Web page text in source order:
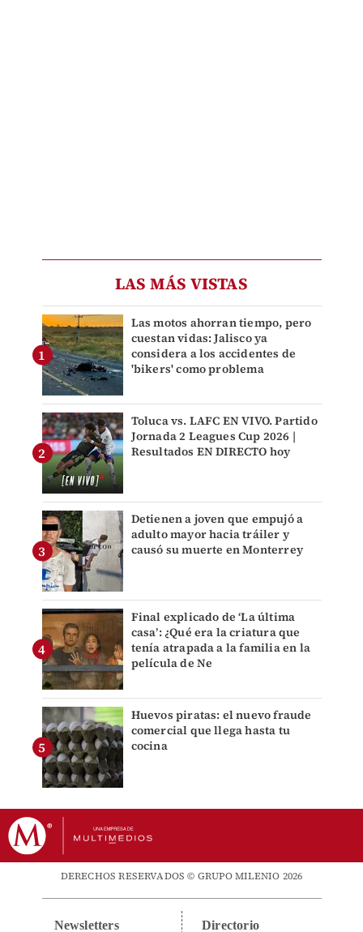
LAS MÁS VISTAS
Las motos ahorran tiempo, pero
cuestan vidas: Jalisco ya
considera a los accidentes de
'bikers' como problema
Toluca vs. LAFC EN VIVO. Partido
Jornada 2 Leagues Cup 2026 |
Resultados EN DIRECTO hoy
Detienen a joven que empujó a
adulto mayor hacia tráiler y
causó su muerte en Monterrey
Final explicado de ‘La última
casa’: ¿Qué era la criatura que
tenía atrapada a la familia en la
película de Ne
Huevos piratas: el nuevo fraude
comercial que llega hasta tu
cocina
DERECHOS RESERVADOS © GRUPO MILENIO 2026
Newsletters Directorio